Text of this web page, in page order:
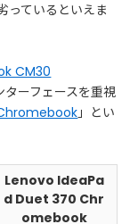
っているといえま
CM30
ーフェースを重視
」とい
Lenovo IdeaPa
d Duet 370 Chr
omebook